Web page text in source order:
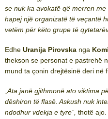
se nuk ka avokatë që merren
hapej një organizatë të veçantë
vetëm për këto grupe të
Edhe Uranija Pirovska nga
thekson se personat e pastrehë
mund ta çonin drejtësinë deri në
Ata janë gjithmonë ato viktima
dëshiron të flasë. Askush nuk
ndodhur vdekja e tyre”, thotë ajo.